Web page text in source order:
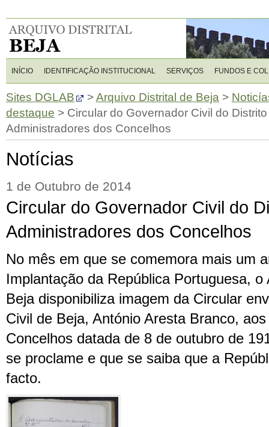
INÍCIO IDENTIFICAÇÃO INSTITUCIONAL SERVIÇOS FUNDOS E
Sites DGLAB >Arquivo Distrital de Beja >
destaque > Circular do Governador Civil do
Administradores dos Concelhos
Notícias
1 de Outubro de 2014
Circular do Governador Civil do
Administradores dos Concelhos
No mês em que se comemora mais um
Implantação da República Portuguesa, o
Beja disponibiliza imagem da Circular
Civil de Beja, António Aresta Branco,
Concelhos datada de 8 de outubro de
se proclame e que se saiba que a
facto.